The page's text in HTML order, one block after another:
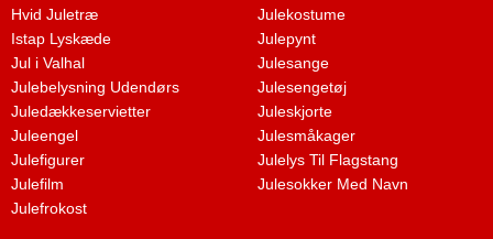
Hvid Juletræ
Istap Lyskæde
Jul i Valhal
Julebelysning Udendørs
Juledækkeservietter
Juleengel
Julefigurer
Julefilm
Julefrokost
Julekostume
Julepynt
Julesange
Julesengetøj
Juleskjorte
Julesmåkager
Julelys Til Flagstang
Julesokker Med Navn